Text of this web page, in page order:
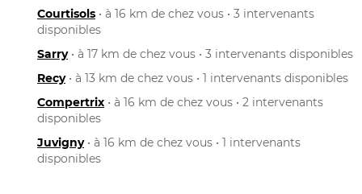
Courtisols • à 16 km de chez vous • 3 intervenants
disponibles
Sarry• à 17 km de chez vous • 3 intervenants disponibles
Recy• à 13 km de chez vous • 1 intervenants disponibles
Compertrix • à 16 km de chez vous • 2 intervenants
disponibles
Juvigny• à 16 km de chez vous • 1 intervenants
disponibles